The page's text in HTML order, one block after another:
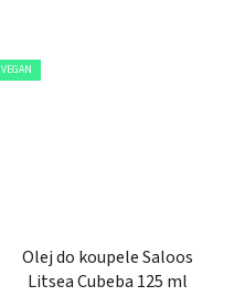
VEGAN
Olej do koupele Saloos
Litsea Cubeba 125 ml